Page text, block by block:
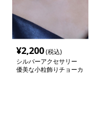
¥2,200(税込)
シルバーアクセサリー
優美な小粒飾りチョーカ